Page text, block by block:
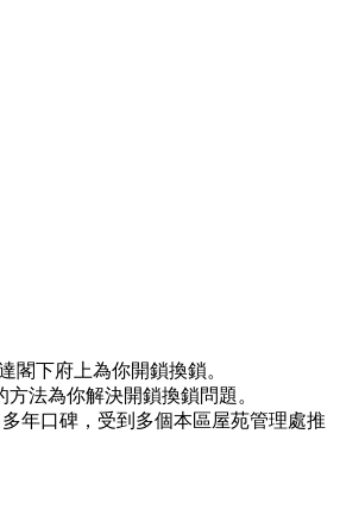
閣下府上為你開鎖換鎖。
法為你解決開鎖換鎖問題。
年口碑，受到多個本區屋苑管理處推